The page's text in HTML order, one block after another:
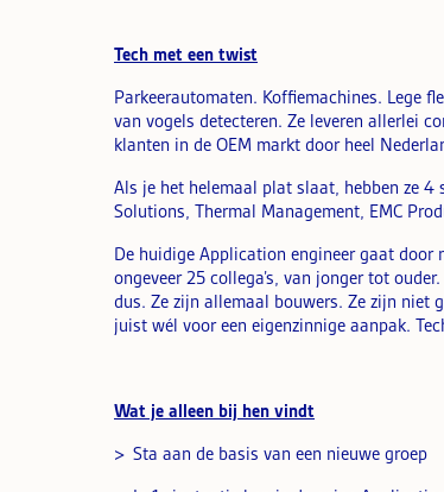
Tech met een twist
Parkeerautomaten. Koffiemachines. Lege
van vogels detecteren. Ze leveren allerlei
klanten in de OEM markt door heel
Als je het helemaal plat slaat, hebben ze 4
Solutions, Thermal Management, EMC
De huidige Application engineer gaat door
ongeveer 25 collega’s, van jonger tot
dus. Ze zijn allemaal bouwers. Ze zijn niet
juist wél voor een eigenzinnige aanpak.
Wat je alleen bij hen vindt
Sta aan de basis van een nieuwe groep